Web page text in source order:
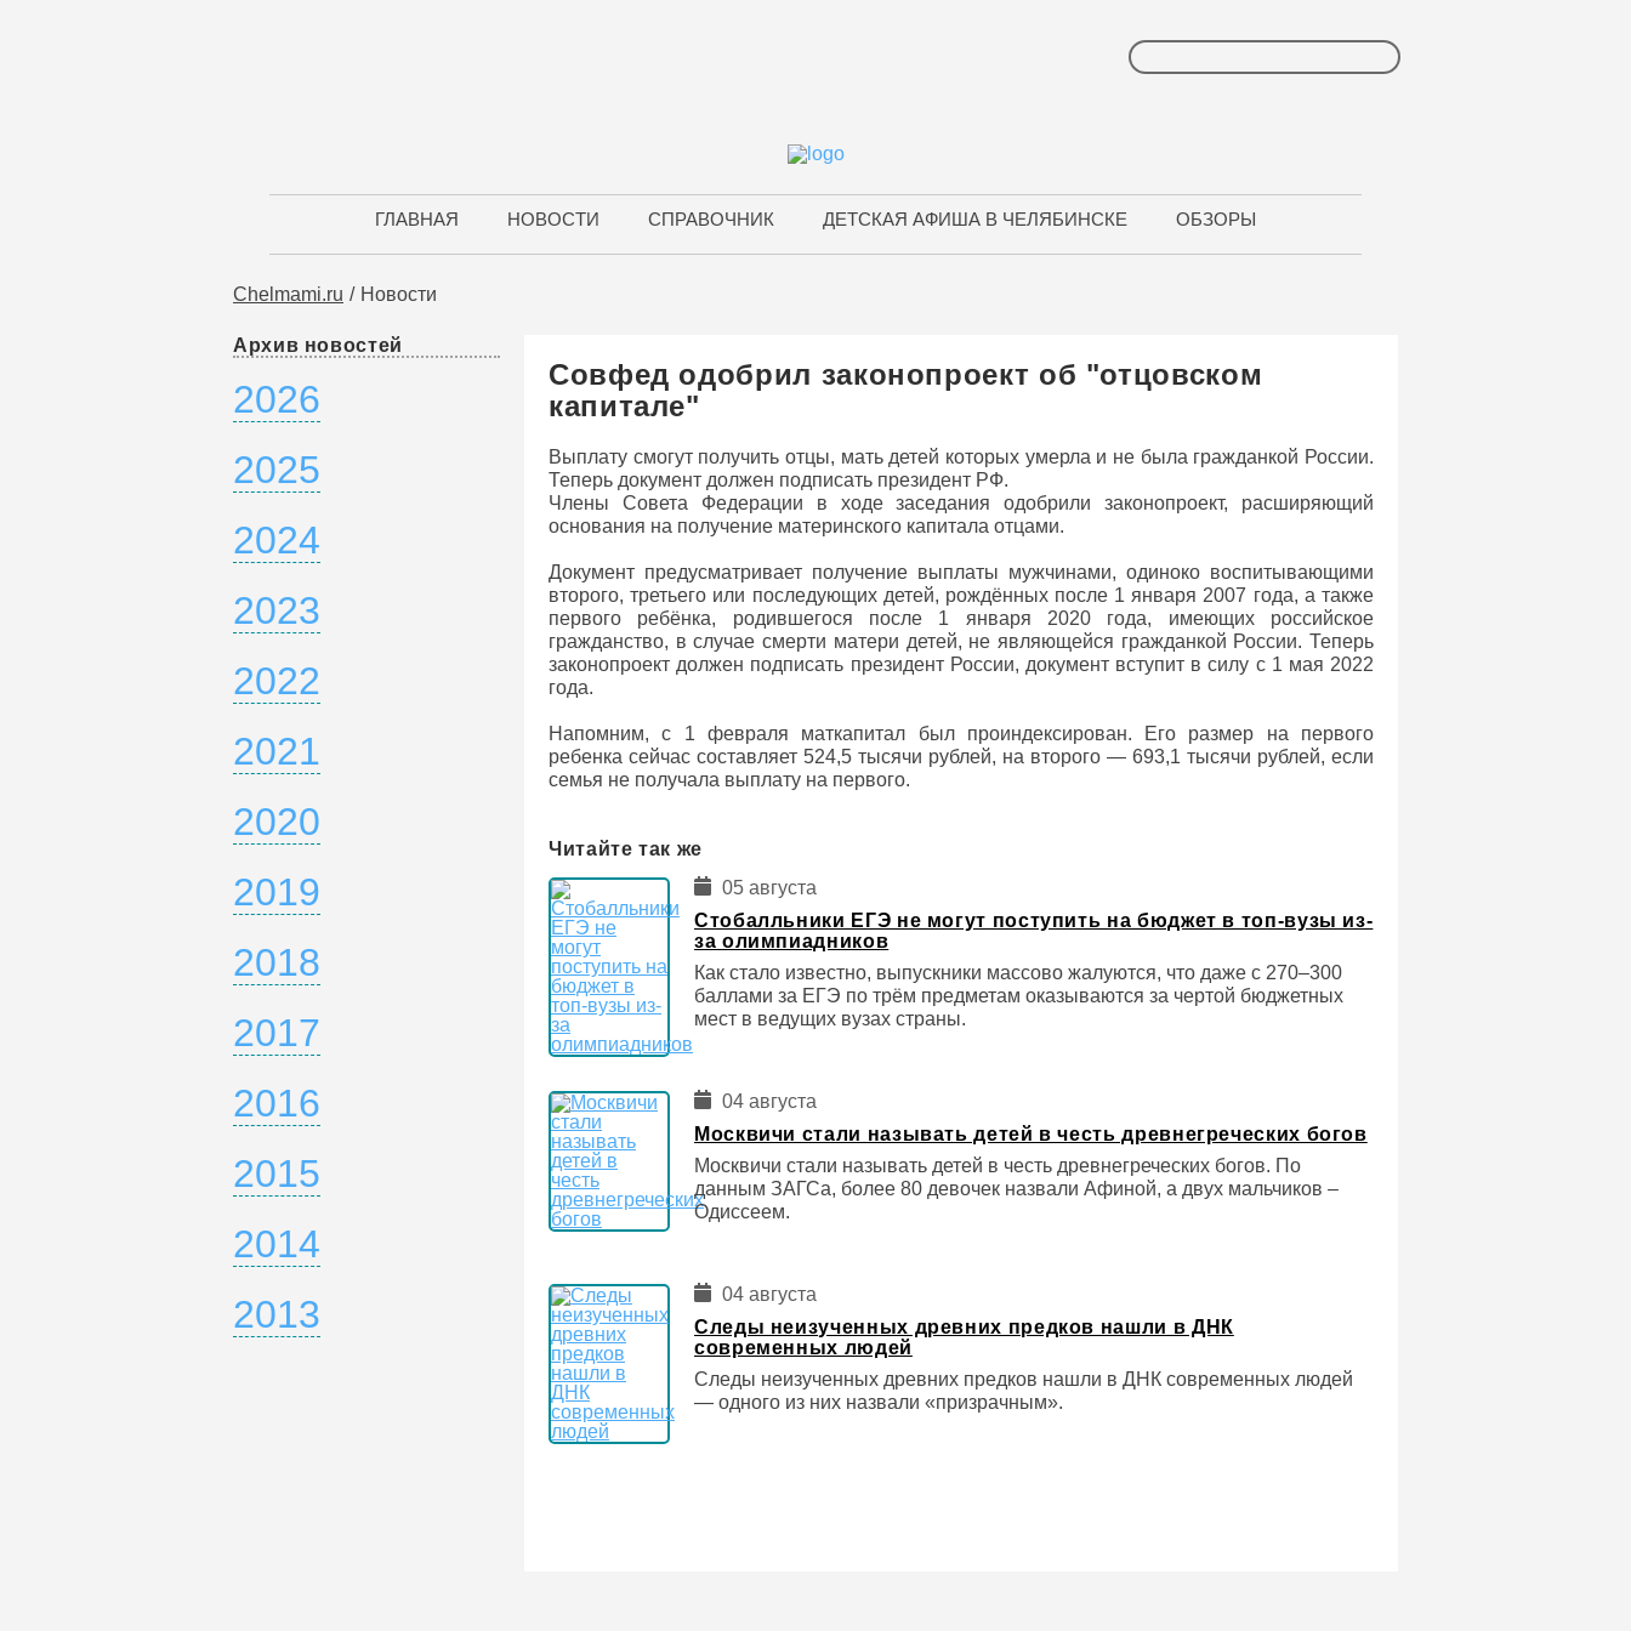
ГЛАВНАЯ НОВОСТИ СПРАВОЧНИК ДЕТСКАЯ АФИША В ЧЕЛЯБИНСКЕ ОБЗОРЫ
Chelmami.ru Новости
Архив новостей
2026
2025
2024
2023
2022
2021
2020
2019
2018
2017
2016
2015
2014
2013
Совфед одобрил законопроект об "отцовском
капитале"
Выплату смогут получить отцы, мать детей которых умерла и не была гражданкой России.
Теперь документ должен подписать президент РФ.
Члены Совета Федерации в ходе заседания одобрили законопроект, расширяющий
основания на получение материнского капитала отцами.
Документ предусматривает получение выплаты мужчинами, одиноко воспитывающими
второго, третьего или последующих детей, рождённых после 1 января 2007 года, а также
первого ребёнка, родившегося после 1 января 2020 года, имеющих российское
гражданство, в случае смерти матери детей, не являющейся гражданкой России. Теперь
законопроект должен подписать президент России, документ вступит в силу с 1 мая 2022
года.
Напомним, с 1 февраля маткапитал был проиндексирован. Его размер на первого
ребенка сейчас составляет 524,5 тысячи рублей, на второго — 693,1 тысячи рублей, если
семья не получала выплату на первого.
Читайте так же
05 августа
Стобалльники ЕГЭ не могут поступить на бюджет в топ-вузы из-
за олимпиадников
Как стало известно, выпускники массово жалуются, что даже с 270–300
баллами за ЕГЭ по трём предметам оказываются за чертой бюджетных
мест в ведущих вузах страны.
04 августа
Москвичи стали называть детей в честь древнегреческих богов
Москвичи стали называть детей в честь древнегреческих богов. По
данным ЗАГСа, более 80 девочек назвали Афиной, а двух мальчиков –
Одиссеем.
04 августа
Следы неизученных древних предков нашли в ДНК
современных людей
Следы неизученных древних предков нашли в ДНК современных людей
— одного из них назвали «призрачным».